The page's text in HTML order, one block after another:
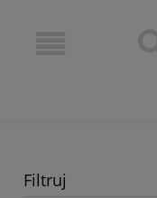
Filtruj